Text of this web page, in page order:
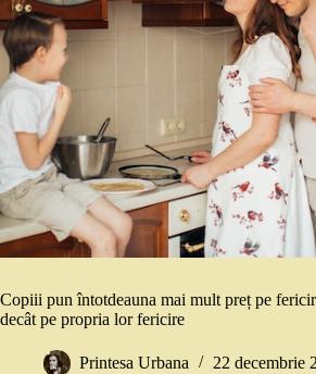
Copiii pun întotdeauna mai mult preț pe
decât pe propria lor fericire
Printesa Urbana
22 decembrie